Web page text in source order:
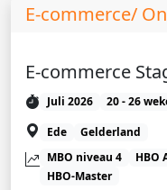
E-commerce/
E-commerce
Juli 2026 20 - 26
Ede
Gelderland
MBO niveau 4
HBO
HBO-Master